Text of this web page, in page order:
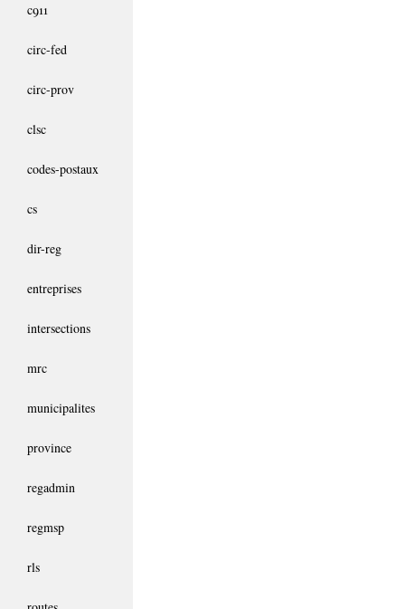
c911
circ-fed
circ-prov
clsc
codes-postaux
cs
dir-reg
entreprises
intersections
mrc
municipalites
province
regadmin
regmsp
rls